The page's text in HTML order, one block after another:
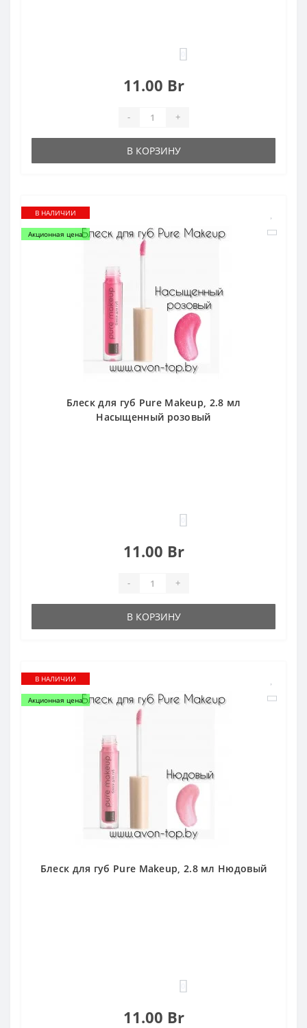
11.00 Br
- +
В КОРЗИНУ
В НАЛИЧИИ
Акционная цена
Блеск для губ Pure Makeup, 2.8 мл
Насыщенный розовый
11.00 Br
- +
В КОРЗИНУ
В НАЛИЧИИ
Акционная цена
Блеск для губ Pure Makeup, 2.8 мл Нюдовый
11.00 Br